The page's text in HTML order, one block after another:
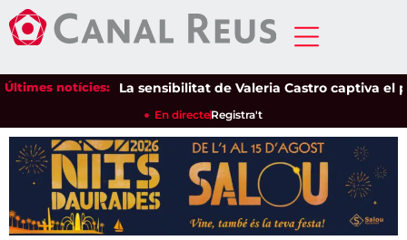
Últimes notícies:La sensibilitat de Valeria Castro captiva el
En directeRegistra't